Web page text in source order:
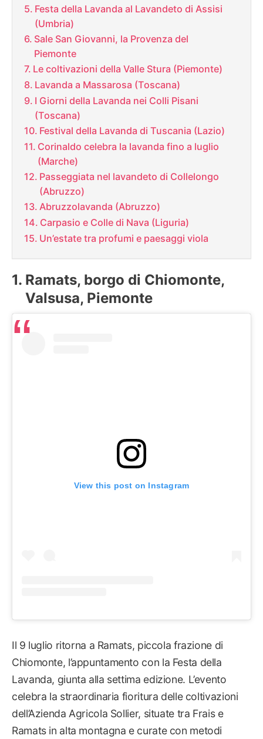
Festa della Lavanda al Lavandeto di Assisi
(Umbria)
Sale San Giovanni, la Provenza del
Piemonte
Le coltivazioni della Valle Stura (Piemonte)
Lavanda a Massarosa (Toscana)
I Giorni della Lavanda nei Colli Pisani
(Toscana)
Festival della Lavanda di Tuscania (Lazio)
Corinaldo celebra la lavanda fino a luglio
(Marche)
Passeggiata nel lavandeto di Collelongo
(Abruzzo)
Abruzzolavanda (Abruzzo)
Carpasio e Colle di Nava (Liguria)
Un’estate tra profumi e paesaggi viola
Ramats, borgo di Chiomonte,
Valsusa, Piemonte
View this post on Instagram
Il 9 luglio ritorna a Ramats, piccola frazione di
Chiomonte, l’appuntamento con la Festa della
Lavanda, giunta alla settima edizione. L’evento
celebra la straordinaria fioritura delle coltivazioni
dell’Azienda Agricola Sollier, situate tra Frais e
Ramats in alta montagna e curate con metodi